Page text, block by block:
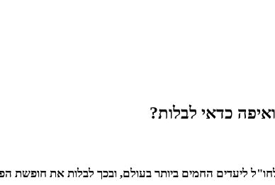
כדאי לבלות?
ליעדים החמים ביותר בעולם, ובכך לבלות את